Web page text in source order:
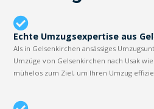
Echte Umzugsexpertise aus
Als in Gelsenkirchen ansässiges
Umzüge von Gelsenkirchen nach Usak
mühelos zum Ziel, um Ihren Umzug